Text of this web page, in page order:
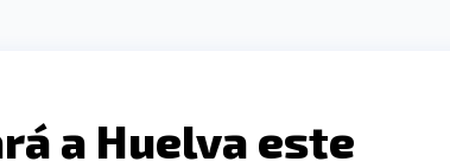
a Huelva este